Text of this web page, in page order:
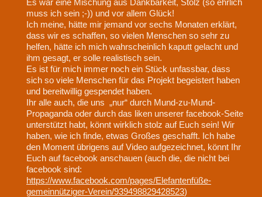
Es war eine Mischung aus Dankbarkeit, Stolz (so ehrlich
muss ich sein ;-)) und vor allem Glück!
Ich meine, hätte mir jemand vor sechs Monaten erklärt,
dass wir es schaffen, so vielen Menschen so sehr zu
helfen, hätte ich mich wahrscheinlich kaputt gelacht und
ihm gesagt, er solle realistisch sein.
Es ist für mich immer noch ein Stück unfassbar, dass
sich so viele Menschen für das Projekt begeistert haben
und bereitwillig gespendet haben.
Ihr alle auch, die uns „nur“ durch Mund-zu-Mund-
Propaganda oder durch das liken unserer facebook-Seite
unterstützt habt, könnt wirklich stolz auf Euch sein! Wir
haben, wie ich finde, etwas Großes geschafft. Ich habe
den Moment übrigens auf Video aufgezeichnet, könnt Ihr
Euch auf facebook anschauen (auch die, die nicht bei
facebook sind:
https://www.facebook.com/pages/Elefantenfüße-
gemeinnütziger-Verein/939498829428523)